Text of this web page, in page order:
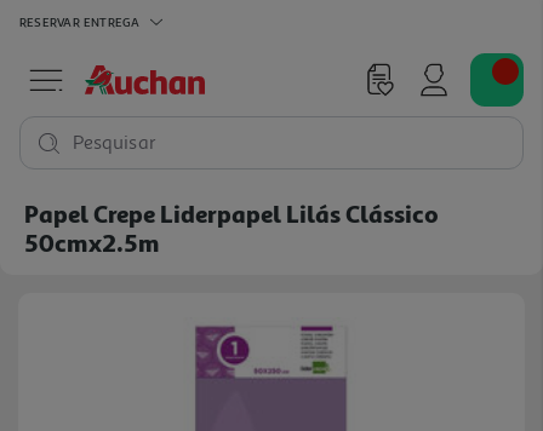
RESERVAR ENTREGA
Pesquisar
Papel Crepe Liderpapel Lilás Clássico
50cmx2.5m